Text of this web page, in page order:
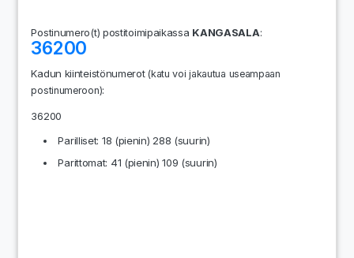
Postinumero(t) postitoimipaikassa KANGASALA:
36200
Kadun kiinteistönumerot(katu voi jakautua useampaan
postinumeroon):
36200
Parilliset: 18 (pienin) 288 (suurin)
Parittomat: 41 (pienin) 109 (suurin)